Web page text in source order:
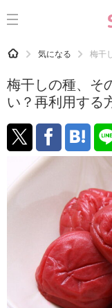
CATEGORY 記事カテゴリ
運気
洗濯
生活の知恵
お金
趣味
食材辞典
おすすめ
HOME 気になる 梅干
梅干しの種、そ
い？再利用する